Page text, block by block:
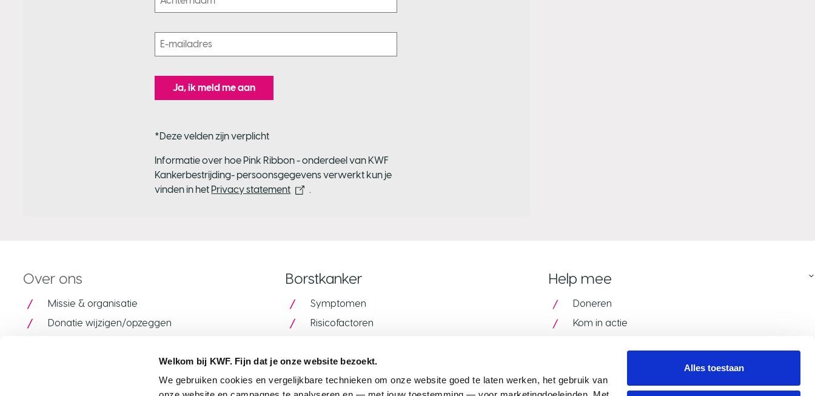
Welkom bij KWF. Fijn dat je onze website bezoekt.
We gebruiken cookies en vergelijkbare technieken om onze website goed te laten werken, het gebruik van
Alles toestaan
*Deze velden zijn verplicht
Informatie over hoe Pink Ribbon - onderdeel van KWF
Kankerbestrijding- persoonsgegevens verwerkt kun je
vinden in het Privacy statement .
Over ons
Missie & organisatie
Donatie wijzigen/opzeggen
Borstkanker
Symptomen
Risicofactoren
Fabels over borstkanker
Alcohol, voeding en thermografie
Help mee
Doneren
Kom in actie
Speel mee met de VriendenLoterij